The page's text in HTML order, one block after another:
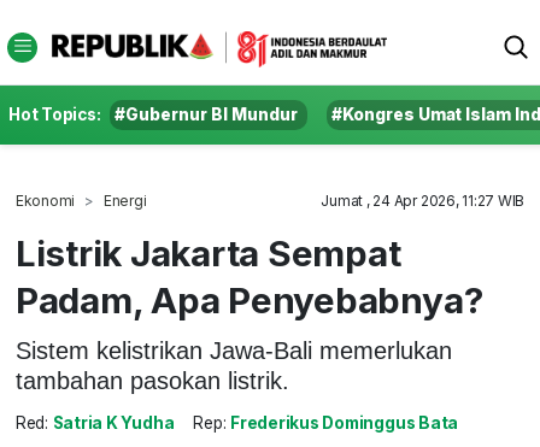
Hot Topics: #Gubernur BI Mundur #Kongres Umat Islam
Ekonomi Energi Jumat , 24 Apr 2026, 11:27 WIB
Listrik Jakarta Sempat
Padam, Apa Penyebabnya?
Sistem kelistrikan Jawa-Bali memerlukan
tambahan pasokan listrik.
Red: Satria K Yudha Rep: Frederikus Dominggus Bata